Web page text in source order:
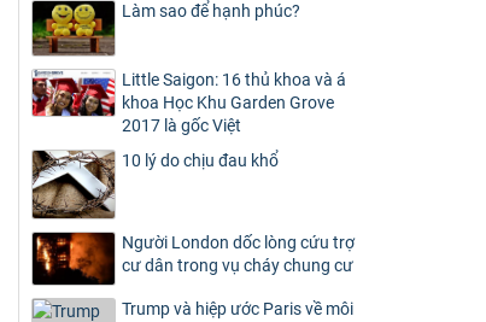
Làm sao để hạnh phúc?
Little Saigon: 16 thủ khoa và á
khoa Học Khu Garden Grove
2017 là gốc Việt
10 lý do chịu đau khổ
Người London dốc lòng cứu trợ
cư dân trong vụ cháy chung cư
Trump và hiệp ước Paris về môi